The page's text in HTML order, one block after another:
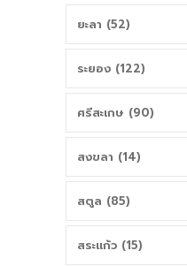
ยะลา (52)
ระยอง (122)
ศรีสะเกษ (90)
สงขลา (14)
สตูล (85)
สระแก้ว (15)